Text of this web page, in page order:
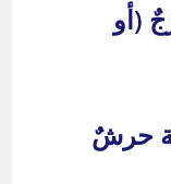
(أو
حرشٌ